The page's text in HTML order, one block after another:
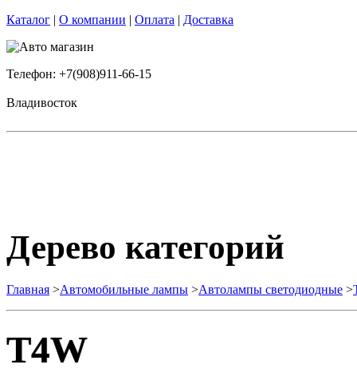
Каталог | О компании | Оплата | Доставка
Телефон: +7(908)911-66-15
Владивосток
Дерево категорий
Главная >Автомобильные лампы >Автолампы светодиодные >
T4W